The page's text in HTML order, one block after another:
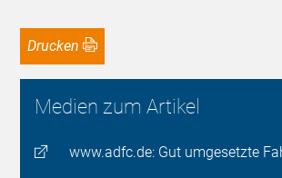
Drucken
Medien zum Artikel
www.adfc.de: Gut umgesetzte